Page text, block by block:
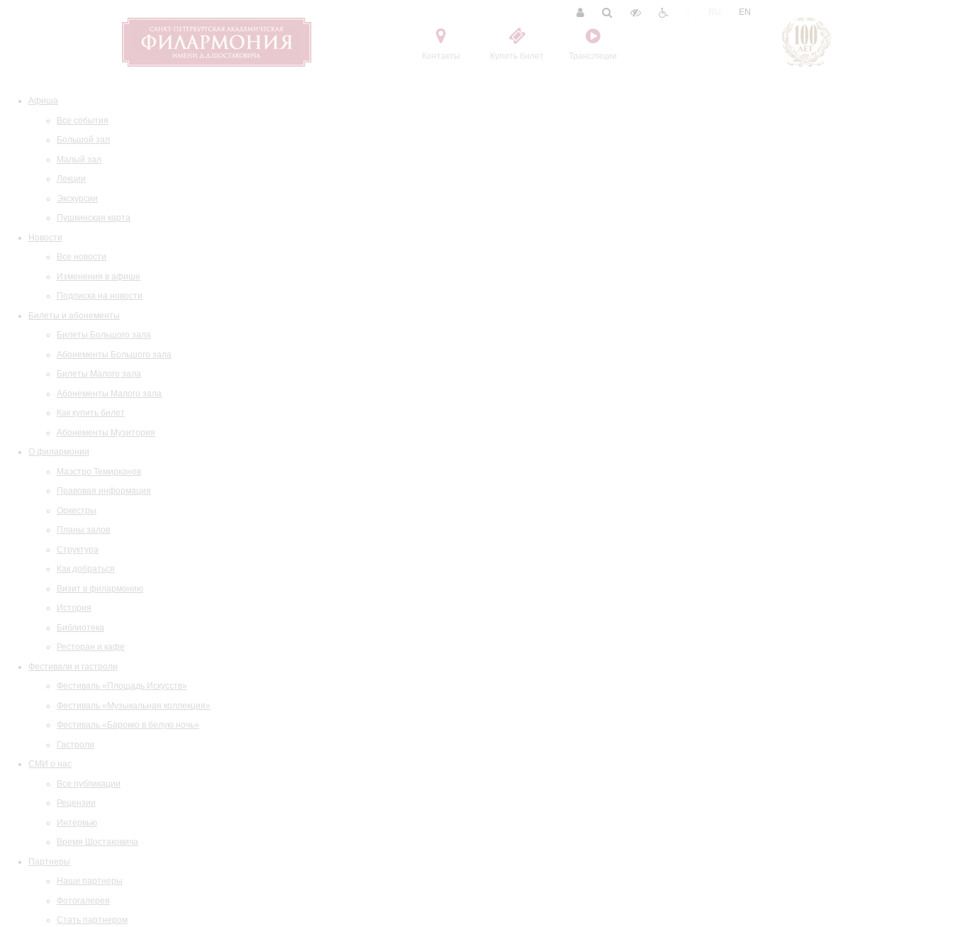
Контакты Купить билет Трансляции
EN
Афиша
Все события
Большой зал
Малый зал
Лекции
Экскурсии
Пушкинская карта
Новости
Все новости
Изменения в афише
Подписка на новости
Билеты и абонементы
Билеты Большого зала
Абонементы Большого зала
Билеты Малого зала
Абонементы Малого зала
Как купить билет
Абонементы Музитория
О филармонии
Маэстро Темирканов
Правовая информация
Оркестры
Планы залов
Структура
Как добраться
Визит в филармонию
История
Библиотека
Ресторан и кафе
Фестивали и гастроли
Фестиваль «Площадь Искусств»
Фестиваль «Музыкальная коллекция»
Фестиваль «Барокко в белую ночь»
Гастроли
СМИ о нас
Все публикации
Рецензии
Интервью
Время Шостаковича
Партнеры
Наши партнеры
Фотогалерея
Стать партнером